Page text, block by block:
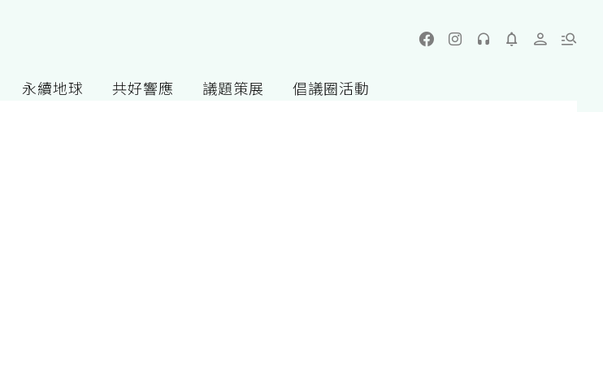
永續地球 共好響應 議題策展 倡議圈活動